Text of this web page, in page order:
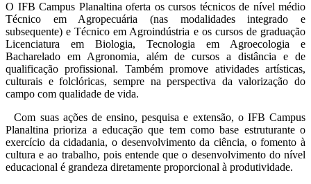
O IFB Campus Planaltina oferta os cursos técnicos de nível médio
Técnico em Agropecuária (nas modalidades integrado e
subsequente) e Técnico em Agroindústria e os cursos de graduação
Licenciatura em Biologia, Tecnologia em Agroecologia e
Bacharelado em Agronomia, além de cursos a distância e de
qualificação profissional. Também promove atividades artísticas,
culturais e folclóricas, sempre na perspectiva da valorização do
campo com qualidade de vida.
Com suas ações de ensino, pesquisa e extensão, o IFB Campus
Planaltina prioriza a educação que tem como base estruturante o
exercício da cidadania, o desenvolvimento da ciência, o fomento à
cultura e ao trabalho, pois entende que o desenvolvimento do nível
educacional é grandeza diretamente proporcional à produtividade.